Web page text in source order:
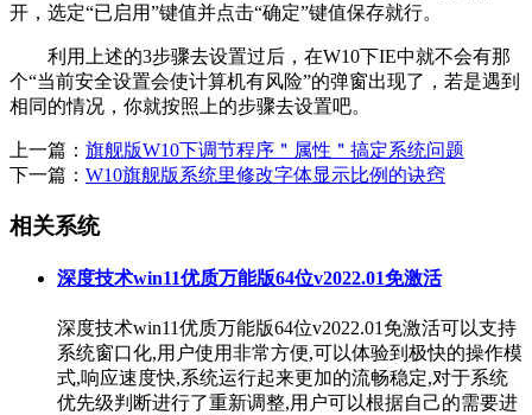
开，选定“已启用”键值并点击“确定”键值保存就行。
利用上述的3步骤去设置过后，在W10下IE中就不会有那
个“当前安全设置会使计算机有风险”的弹窗出现了，若是遇到
相同的情况，你就按照上的步骤去设置吧。
上一篇： 旗舰版W10下调节程序＂属性＂搞定系统问题
下一篇： W10旗舰版系统里修改字体显示比例的诀窍
相关系统
深度技术win11优质万能版64位v2022.01免激活
深度技术win11优质万能版64位v2022.01免激活可以支持
系统窗口化,用户使用非常方便,可以体验到极快的操作模
式,响应速度快,系统运行起来更加的流畅稳定,对于系统
优先级判断进行了重新调整,用户可以根据自己的需要进